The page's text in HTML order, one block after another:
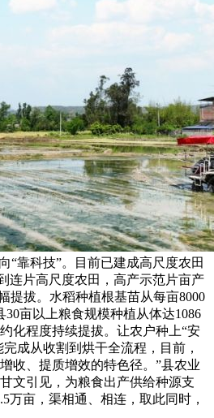
“靠科技”。目前已建成高尺度农田
连片高尺度农田，高产示范片亩产
提拔。水稻种植根基苗从每亩8000
30亩以上粮食规模种植从体达1086
化程度持续提拔。让农户种上“安
成从收割到烘干全流程，目前，
收、提质增效的特色径。”县农业
文引见，为粮食出产供给种源支
万亩，渠相通、相连，取此同时，